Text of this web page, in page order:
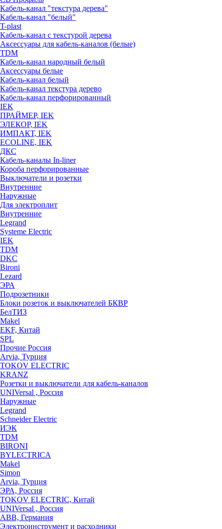
Кабель-канал "текстура дерева"
Кабель-канал "белый"
T-plast
Кабель-канал с текстурой дерева
Аксессуары для кабель-каналов (белые)
TDM
Кабель-канал народный белый
Аксессуары белые
Кабель-канал белый
Кабель-канал текстура дерево
Кабель-канал перфорированный
IEK
ПРАЙМЕР, IEK
ЭЛЕКОР, IEK
ИМПАКТ, IEK
ECOLINE, IEK
ДКС
Кабель-каналы In-liner
Короба перфорированные
Выключатели и розетки
Внутренние
Наружные
Для электроплит
Внутренние
Legrand
Systeme Electric
IEK
TDM
DKC
Bironi
Lezard
ЭРА
Подрозетники
Блоки розеток и выключателей БКВР
БелТИЗ
Makel
EKF, Китай
SPL
Прочие Россия
Arvia, Турция
TOKOV ELECTRIC
KRANZ
Розетки и выключатели для кабель-каналов
UNIVersal , Россия
Наружные
Legrand
Schneider Electric
ИЭК
TDM
BIRONI
BYLECTRICA
Makel
Simon
Arvia, Турция
ЭРА, Россия
TOKOV ELECTRIC, Китай
UNIVersal , Россия
ABB, Германия
Электроинструмент и расходники